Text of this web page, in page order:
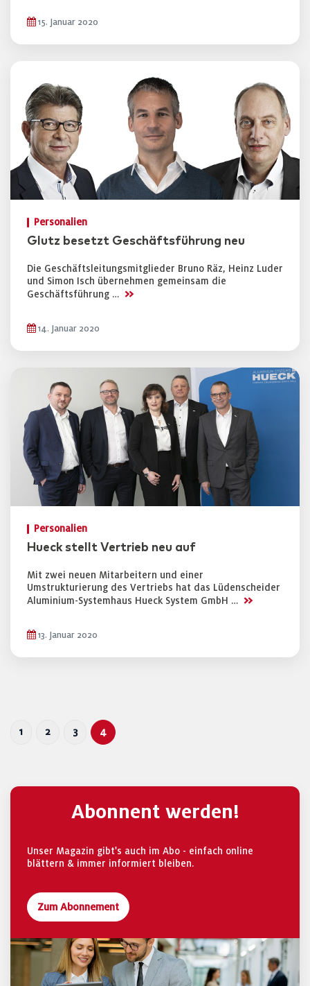
15. Januar 2020
Personalien
Glutz besetzt Geschäftsführung neu
Die Geschäftsleitungsmitglieder Bruno Räz, Heinz Luder
und Simon Isch übernehmen gemeinsam die
Geschäftsführung … >>
14. Januar 2020
Personalien
Hueck stellt Vertrieb neu auf
Mit zwei neuen Mitarbeitern und einer
Umstrukturierung des Vertriebs hat das Lüdenscheider
Aluminium-Systemhaus Hueck System GmbH … >>
13. Januar 2020
1 2 3 4
Abonnent werden!
Unser Magazin gibt's auch im Abo - einfach online
blättern & immer informiert bleiben.
Zum Abonnement